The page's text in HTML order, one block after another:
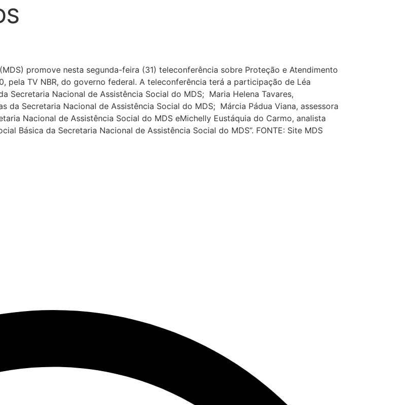
promove nesta segunda-feira (31) teleconferência sobre Proteção e Atendimento
pela TV NBR, do governo federal. A teleconferência terá a participação de Léa
Secretaria Nacional de Assistência Social do MDS; Maria Helena Tavares,
Secretaria Nacional de Assistência Social do MDS; Márcia Pádua Viana, assessora
Nacional de Assistência Social do MDS eMichelly Eustáquia do Carmo, analista
Básica da Secretaria Nacional de Assistência Social do MDS”. FONTE: Site MDS